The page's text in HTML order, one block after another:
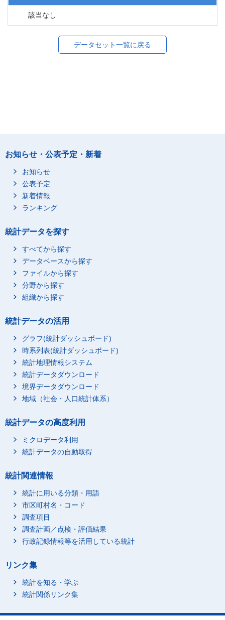
該当なし
データセット一覧に戻る
お知らせ・公表予定・新着
お知らせ
公表予定
新着情報
ランキング
統計データを探す
すべてから探す
データベースから探す
ファイルから探す
分野から探す
組織から探す
統計データの活用
グラフ(統計ダッシュボード)
時系列表(統計ダッシュボード)
統計地理情報システム
統計データダウンロード
境界データダウンロード
地域（社会・人口統計体系）
統計データの高度利用
ミクロデータ利用
統計データの自動取得
統計関連情報
統計に用いる分類・用語
市区町村名・コード
調査項目
調査計画／点検・評価結果
行政記録情報等を活用している統計
リンク集
統計を知る・学ぶ
統計関係リンク集